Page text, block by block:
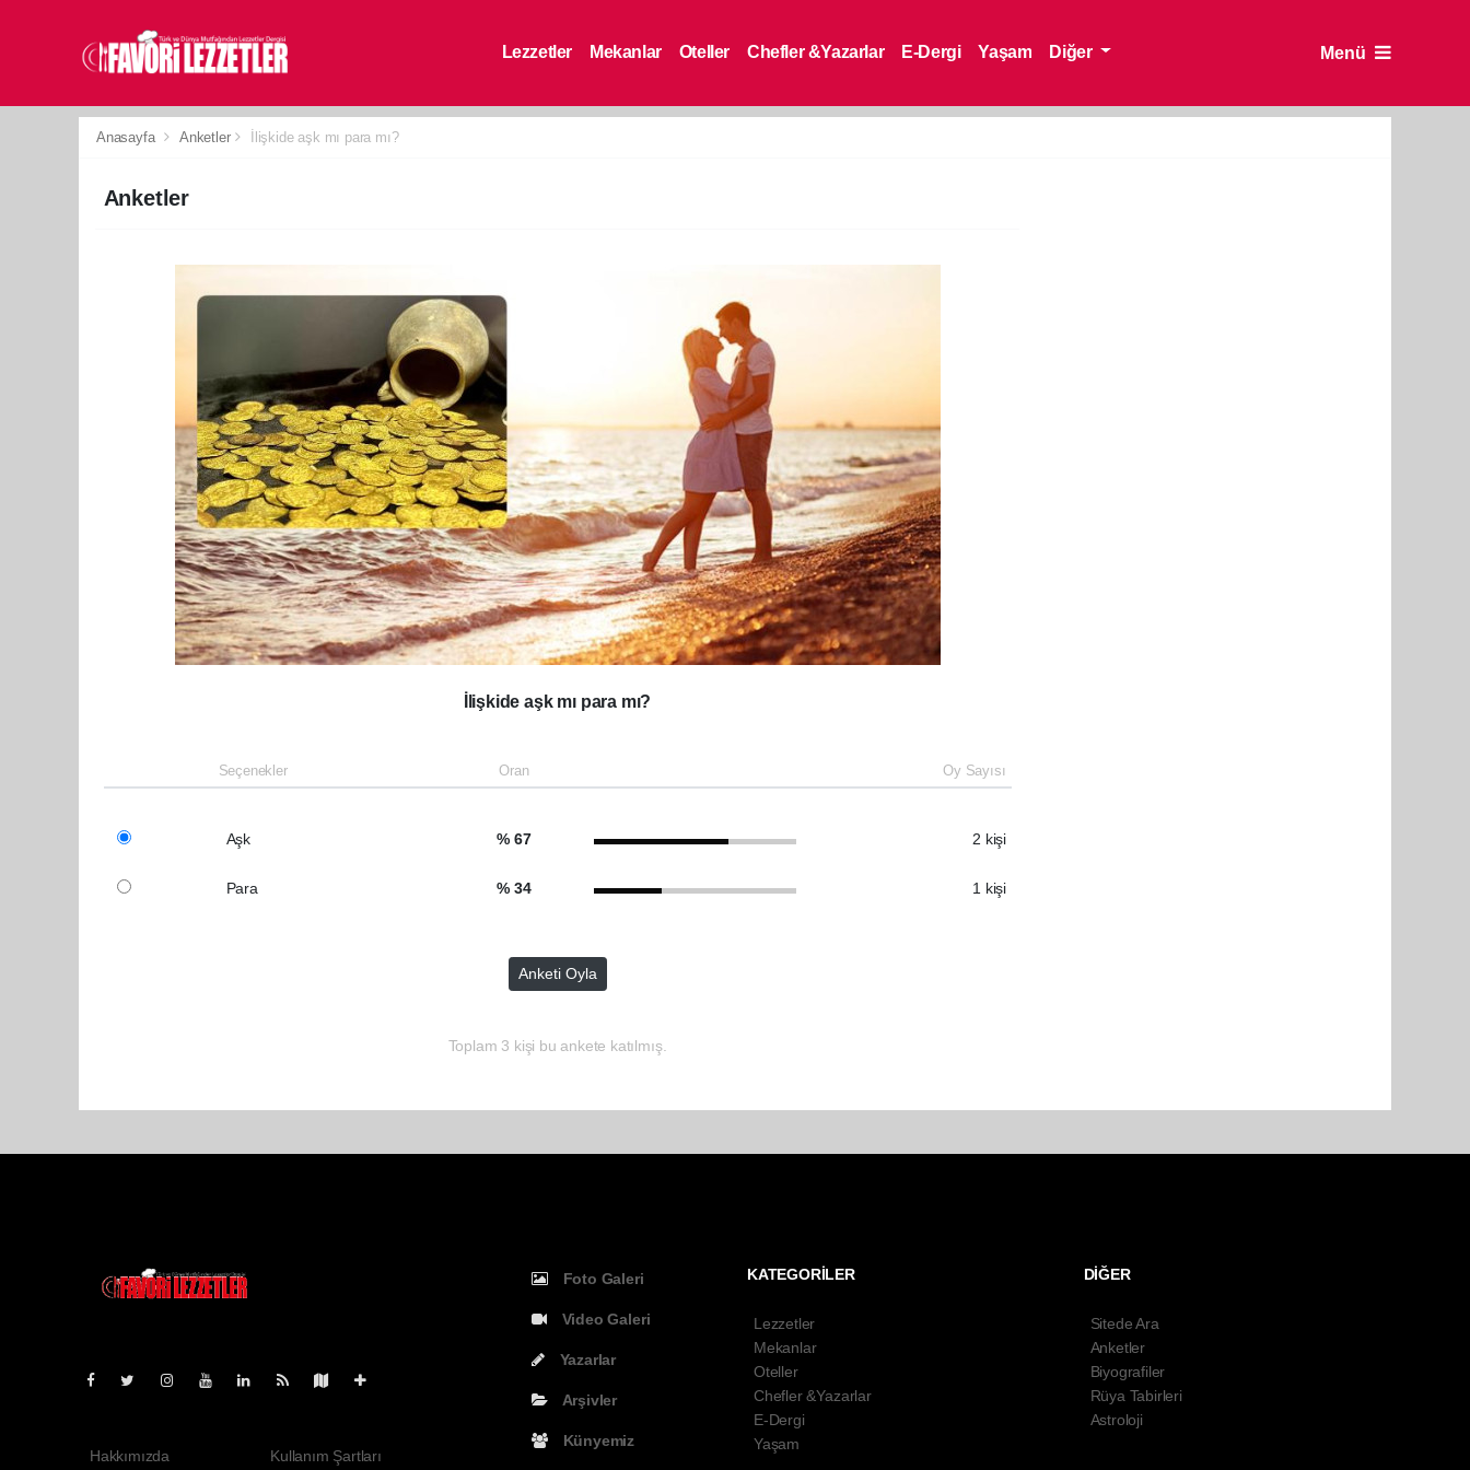
Lezzetler Mekanlar Oteller Chefler &Yazarlar E-Dergi Yaşam Diğer Menü
Anasayfa Anketler İlişkide aşk mı para mı?
Anketler
İlişkide aşk mı para mı?
Seçenekler Oran Oy Sayısı
Aşk % 67 2 kişi
Para % 34 1 kişi
Anketi Oyla
Toplam 3 kişi bu ankete katılmış.
Hakkımızda Kullanım Şartları
Foto Galeri
Video Galeri
Yazarlar
Arşivler
Künyemiz
KATEGORİLER
Lezzetler
Mekanlar
Oteller
Chefler &Yazarlar
E-Dergi
Yaşam
DİĞER
Sitede Ara
Anketler
Biyografiler
Rüya Tabirleri
Astroloji